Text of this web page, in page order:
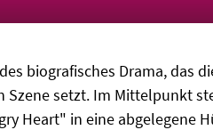
biografisches Drama, das
setzt. Im Mittelpunkt
Heart" in eine abgelegene